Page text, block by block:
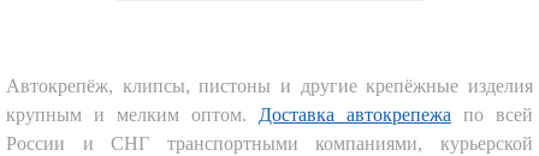
Автокрепёж, клипсы, пистоны и другие крепёжные изделия
крупным и мелким оптом. Доставка автокрепежа по всей
России и СНГ транспортными компаниями, курьерской